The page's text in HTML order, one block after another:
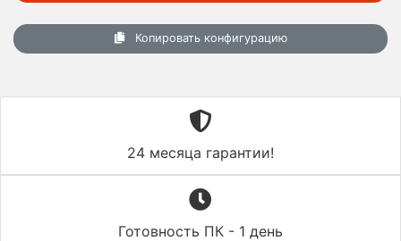
Копировать конфигурацию
24 месяца гарантии!
Готовность ПК - 1 день